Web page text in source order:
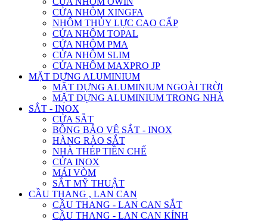
CỬA NHÔM XINGFA
NHÔM THỦY LỰC CAO CẤP
CỬA NHÔM TOPAL
CỬA NHÔM PMA
CỬA NHÔM SLIM
CỬA NHÔM MAXPRO JP
MẶT DỰNG ALUMINIUM
MẶT DỰNG ALUMINIUM NGOÀI TRỜI
MẶT DỰNG ALUMINIUM TRONG NHÀ
SẮT - INOX
CỬA SẮT
BÔNG BẢO VỆ SẮT - INOX
HÀNG RÀO SẮT
NHÀ THÉP TIỀN CHẾ
CỬA INOX
MÁI VÒM
SẮT MỸ THUẬT
CẦU THANG , LAN CAN
CẦU THANG - LAN CAN SẮT
CẦU THANG - LAN CAN KÍNH